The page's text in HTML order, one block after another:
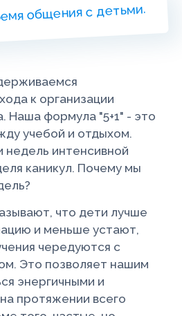
общения с детьми.
к организации
Наша формула "5+1" - это
учебой и отдыхом.
недель интенсивной
каникул. Почему мы
что дети лучше
и меньше устают,
чередуются с
Это позволяет нашим
энергичными и
протяжении всего